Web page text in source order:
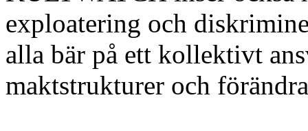
exploatering och
alla bär på ett kollektivt
maktstrukturer och